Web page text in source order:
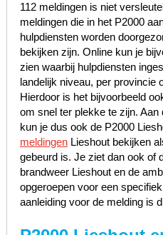
112 meldingen is niet
meldingen die in het P2000
hulpdiensten worden
bekijken zijn. Online kun je
zien waarbij hulpdiensten
landelijk niveau, per provincie
Hierdoor is het bijvoorbeeld
om snel ter plekke te zijn.
kun je dus ook de P2000
meldingenLieshout bekijken
gebeurd is. Je ziet dan ook of
brandweer Lieshout en de
opgeroepen voor een
aanleiding voor de melding is